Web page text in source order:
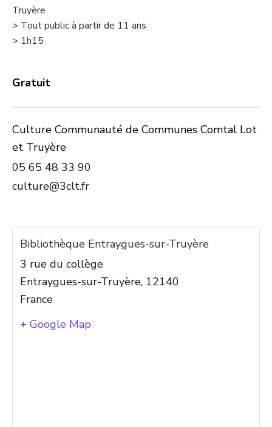
Truyère
> Tout public à partir de 11 ans
> 1h15
Gratuit
Culture Communauté de Communes Comtal Lot
et Truyère
05 65 48 33 90
culture@3clt.fr
Bibliothèque Entraygues-sur-Truyère
3 rue du collège
Entraygues-sur-Truyère, 12140
France
+ Google Map